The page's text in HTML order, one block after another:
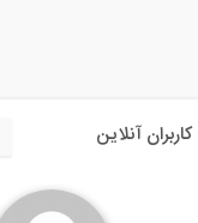
کاربران آنلاین